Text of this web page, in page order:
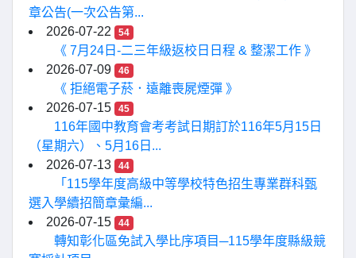
章公告(一次公告第...
2026-07-22
54
《 7月24日-二三年級返校日日程 & 整潔工作 》
2026-07-09
46
《 拒絕電子菸．遠離喪屍煙彈 》
2026-07-15
45
116年國中教育會考考試日期訂於116年5月15日
（星期六）、5月16日...
2026-07-13
44
「115學年度高級中等學校特色招生專業群科甄
選入學續招簡章彙編...
2026-07-15
44
轉知彰化區免試入學比序項目─115學年度縣級競